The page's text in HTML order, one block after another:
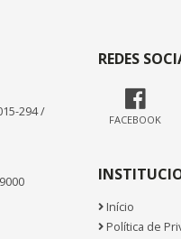
294/
REDES
FACEBOOK
Início
Política de